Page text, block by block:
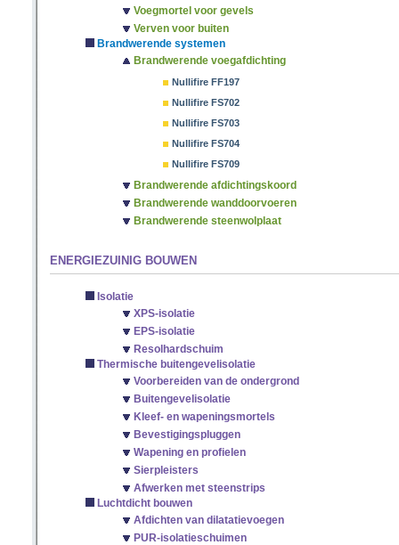
Voegmortel voor gevels
Verven voor buiten
Brandwerende systemen
Brandwerende voegafdichting
Nullifire FF197
Nullifire FS702
Nullifire FS703
Nullifire FS704
Nullifire FS709
Brandwerende afdichtingskoord
Brandwerende wanddoorvoeren
Brandwerende steenwolplaat
ENERGIEZUINIG BOUWEN
Isolatie
XPS-isolatie
EPS-isolatie
Resolhardschuim
Thermische buitengevelisolatie
Voorbereiden van de ondergrond
Buitengevelisolatie
Kleef- en wapeningsmortels
Bevestigingspluggen
Wapening en profielen
Sierpleisters
Afwerken met steenstrips
Luchtdicht bouwen
Afdichten van dilatatievoegen
PUR-isolatieschuimen